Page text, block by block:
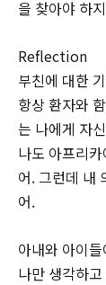
을 찾아야 하
Reflection
부친에 대한
항상 환자와
는 나에게 자
나도 아프리
어. 그런데 내
어.
아내와 아이
나만 생각하